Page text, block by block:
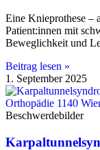
Eine Knieprothese –
Patient:innen mit
Beweglichkeit und
Beitrag lesen »
1. September 2025
Beschwerdebilder